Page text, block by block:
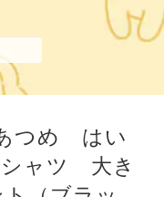
つめ はい
ャツ 大き